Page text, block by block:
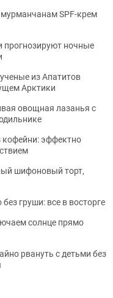
SPF-крем
прогнозируют ночные
из Апатитов
Арктики
овощная лазанья с
кофейни: эффектно
шифоновый торт,
груши: все в восторге
солнце прямо
рвануть с детьми без